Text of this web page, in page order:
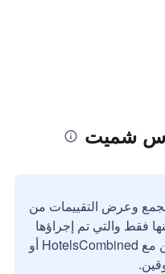
شميت
وعرض التقييمات من
فقط والتي تم إجراؤها
بواسطة مستخدمين حقيقيين مع HotelsCombined أو